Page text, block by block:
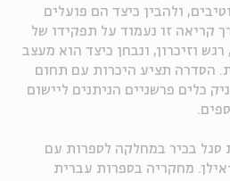
ולהבין כיצד הם פועלים
קריאה זו נעמוד על תפקידו של
וזיכרון, ונבחן כיצד הוא מעצב
הסדרה תציע היכרות עם תחום
כלים פרשניים הניתנים ליישום
סגל בכיר במחלקה לספרות עם
אילן. מחקריה בספרות עברית